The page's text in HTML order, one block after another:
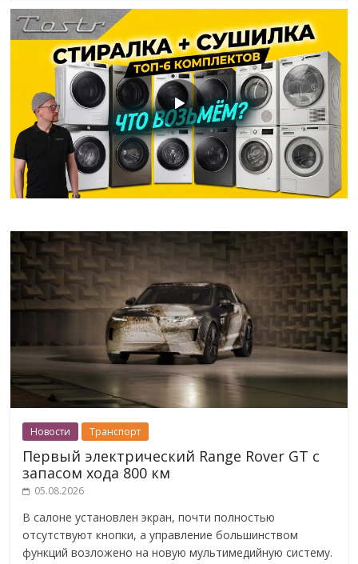
Новости Транспорт
Первый электрический Range Rover GT с
запасом хода 800 км
05.08.2026
В салоне установлен экран, почти полностью
отсутствуют кнопки, а управление большинством
функций возложено на новую мультимедийную систему.